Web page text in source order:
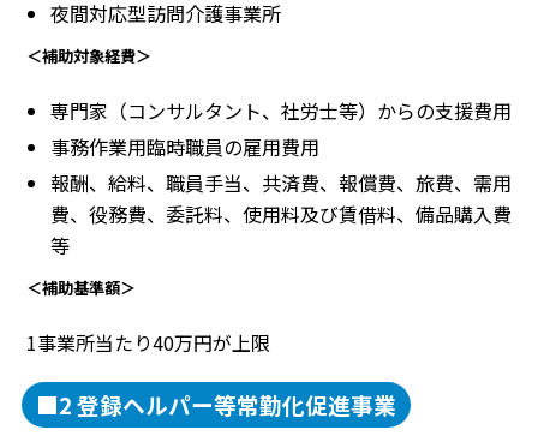
夜間対応型訪問介護事業所
＜補助対象経費＞
専門家（コンサルタント、社労士等）からの支援費用
事務作業用臨時職員の雇用費用
報酬、給料、職員手当、共済費、報償費、旅費、需用
費、役務費、委託料、使用料及び賃借料、備品購入費
等
＜補助基準額＞
1事業所当たり40万円が上限
■2 登録ヘルパー等常勤化促進事業